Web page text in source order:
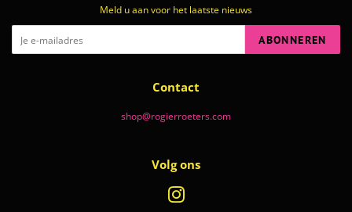
Meld u aan voor het laatste nieuws
ABONNEREN
Contact
shop@rogierroeters.com
Volg ons